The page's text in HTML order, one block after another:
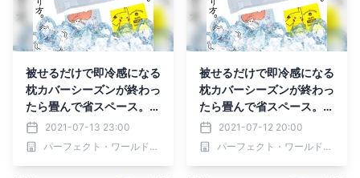
被せるだけで即冷感になる
枕カバーシーズンが終わっ
たら畳んで省スペース。ド
ラえもんやピカチュウ、ア
リエルの冷感まくらカバー
2021-07-13 23:00
パーフェクト・ワールド株式会社
被せるだけで即冷感になる
枕カバーシーズンが終わっ
たら畳んで省スペース。ド
ラえもんやピカチュウ、ア
リエルの冷感まくらカバー
2021-07-12 20:00
パーフェクト・ワールド株式会社